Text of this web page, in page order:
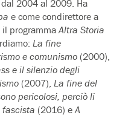
2004 al 2009. Ha
e come condirettore a
il programmaAltra Storia
La fine
e comunismo (2000),
e il silenzio degli
(2007), La fine del
pericolosi, perciò li
fascista (2016) eA